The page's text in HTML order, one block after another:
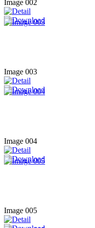
Image 002
Image 003
Image 004
Image 005